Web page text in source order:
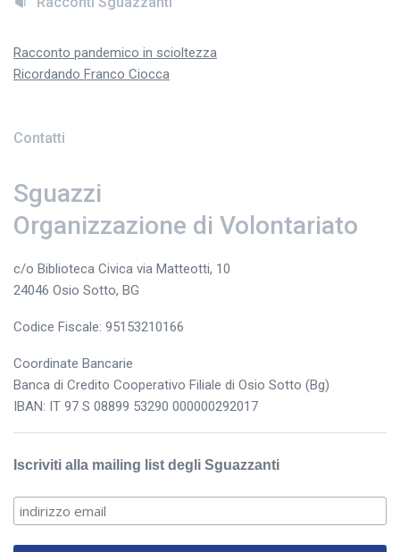
Racconto pandemico in scioltezza
Ricordando Franco Ciocca
Contatti
Sguazzi
Organizzazione di Volontariato
c/o Biblioteca Civica via Matteotti, 10
24046 Osio Sotto, BG
Codice Fiscale: 95153210166
Coordinate Bancarie
Banca di Credito Cooperativo Filiale di Osio Sotto (Bg)
IBAN: IT 97 S 08899 53290 000000292017
Iscriviti alla mailing list degli Sguazzanti